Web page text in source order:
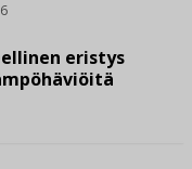
eristys